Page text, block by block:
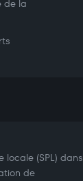
de la
(SPL) dans
de